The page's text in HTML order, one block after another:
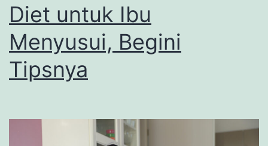
Diet untuk Ibu
Menyusui, Begini
Tipsnya